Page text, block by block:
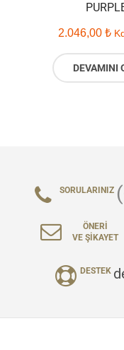
2.046,00 ₺
DEVAMINI
SORULARINIZ
ÖNERI
VE ŞIKAYET
DESTEK